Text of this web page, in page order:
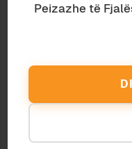
Aourela
ËSHTË ÇËSHTJA
Peizazhe të